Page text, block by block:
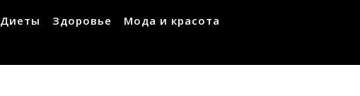
Диеты Здоровье
Мода и красота